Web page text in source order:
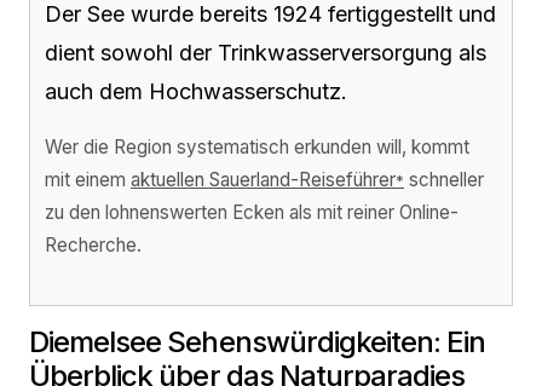
Der See wurde bereits 1924 fertiggestellt und
dient sowohl der Trinkwasserversorgung als
auch dem Hochwasserschutz.
Wer die Region systematisch erkunden will, kommt
mit einem aktuellen Sauerland-Reiseführer* schneller
zu den lohnenswerten Ecken als mit reiner Online-
Recherche.
Diemelsee Sehenswürdigkeiten: Ein
Überblick über das Naturparadies